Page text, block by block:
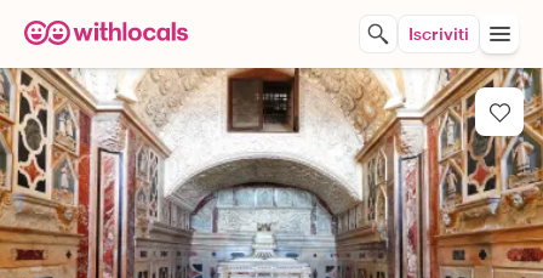
Iscriviti